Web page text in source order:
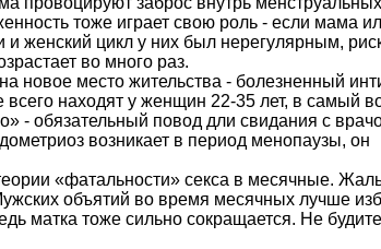
тоже играет свою роль - если мама
женский цикл у них был нерегулярным,
во много раз.
новое место жительства - болезненный
находят у женщин 22-35 лет, в самый
- обязательный повод дли свидания с
возникает в период менопаузы, он
«фатальности» секса в месячные.
объятий во время месячных лучше
матка тоже сильно сокращается. Не